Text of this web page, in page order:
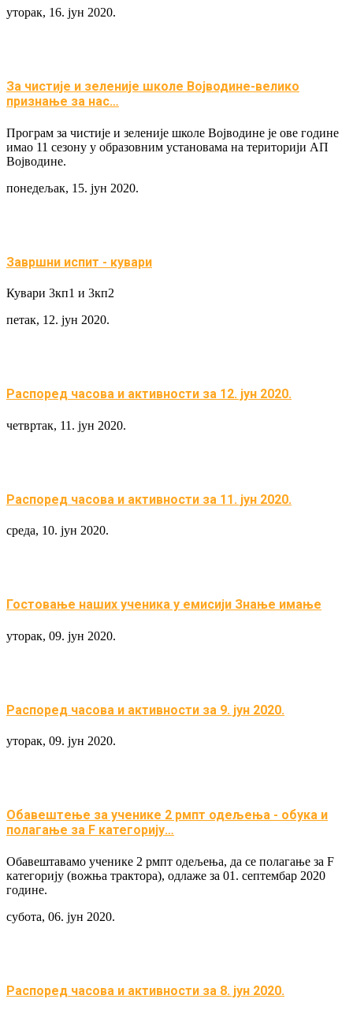
уторак, 16. јун 2020.
За чистије и зеленије школе Војводине-велико
признање за нас…
Програм за чистије и зеленије школе Војводине је ове године
имао 11 сезону у образовним установама на територији АП
Војводине.
понедељак, 15. јун 2020.
Завршни испит - кувари
Кувари 3кп1 и 3кп2
петак, 12. јун 2020.
Распоред часова и активности за 12. јун 2020.
четвртак, 11. јун 2020.
Распоред часова и активности за 11. јун 2020.
среда, 10. јун 2020.
Гостовање наших ученика у емисији Знање имање
уторак, 09. јун 2020.
Распоред часова и активности за 9. јун 2020.
уторак, 09. јун 2020.
Обавештeње за ученике 2 рмпт одељења - обука и
полагање за F категорију…
Обавештавамо ученике 2 рмпт одељења, да се полагање за F
категорију (вожња трактора), одлаже за 01. септембар 2020
године.
субота, 06. јун 2020.
Распоред часова и активности за 8. јун 2020.